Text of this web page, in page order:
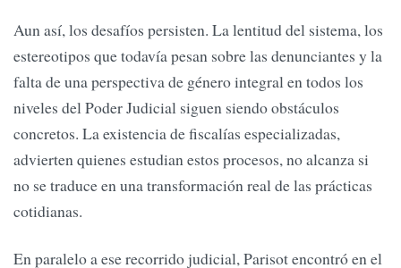
Aun así, los desafíos persisten. La lentitud del sistema, los
estereotipos que todavía pesan sobre las denunciantes y la
falta de una perspectiva de género integral en todos los
niveles del Poder Judicial siguen siendo obstáculos
concretos. La existencia de fiscalías especializadas,
advierten quienes estudian estos procesos, no alcanza si
no se traduce en una transformación real de las prácticas
cotidianas.
En paralelo a ese recorrido judicial, Parisot encontró en el